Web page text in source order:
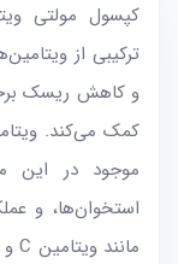
ترکیبی از
و کاهش ریسک
موجود در این
استخوان‌ها، و